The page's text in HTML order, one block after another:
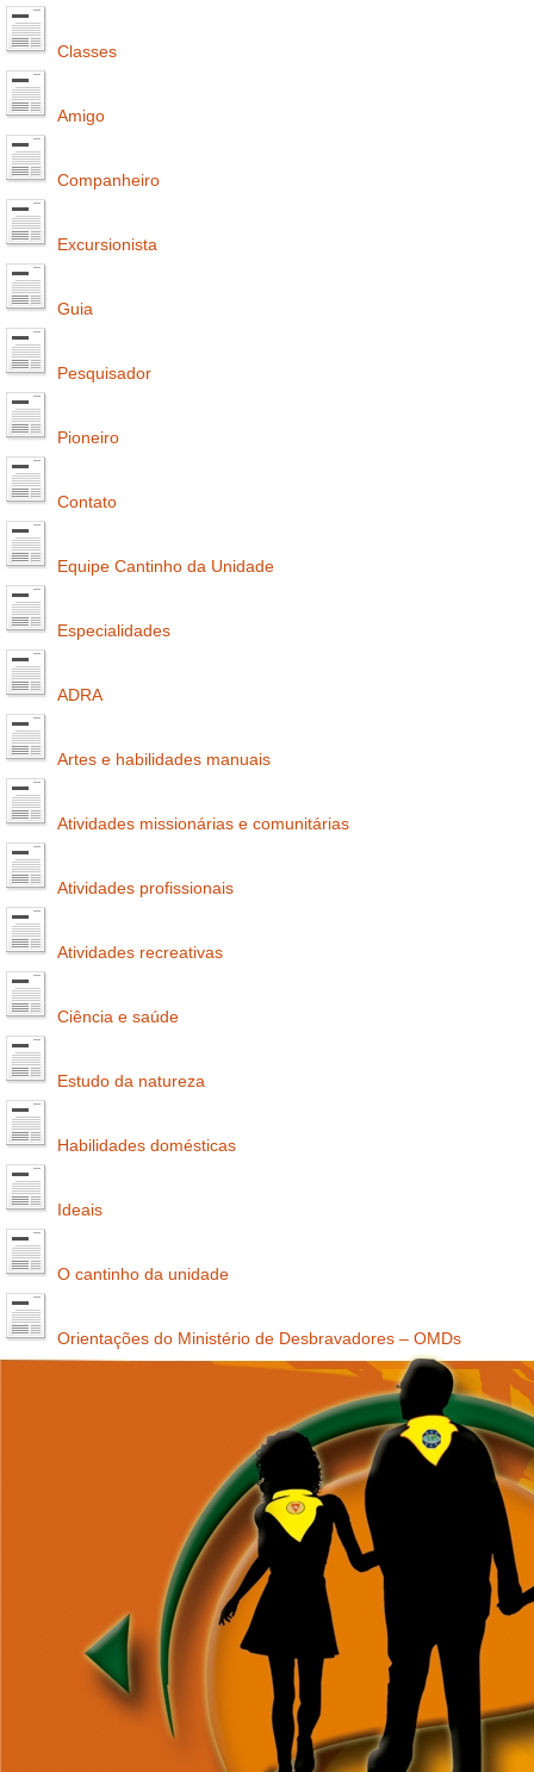
Classes
Amigo
Companheiro
Excursionista
Guia
Pesquisador
Pioneiro
Contato
Equipe Cantinho da Unidade
Especialidades
ADRA
Artes e habilidades manuais
Atividades missionárias e comunitárias
Atividades profissionais
Atividades recreativas
Ciência e saúde
Estudo da natureza
Habilidades domésticas
Ideais
O cantinho da unidade
Orientações do Ministério de Desbravadores – OMDs